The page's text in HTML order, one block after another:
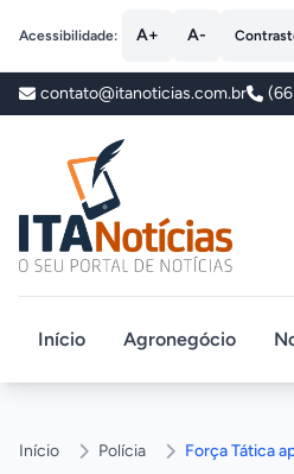
Acessibilidade: A+ A-
contato@itanoticias.com.br
ITA Notícias
Início Agronegócio
Início Polícia Força Tática